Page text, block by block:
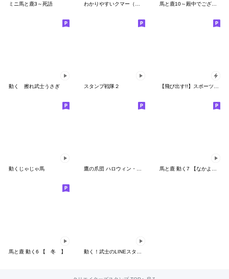
ミニ馬と鹿3～死語 馬と鹿10～殿中でござる～
動く 擦れ武士うさぎ スタンプ戦隊２
動くじゃじゃ馬 鷹の爪団 ハロウィン・秋スタンプ 馬と鹿 動く7 【なかよし】
馬と鹿 動く6 【 冬 】